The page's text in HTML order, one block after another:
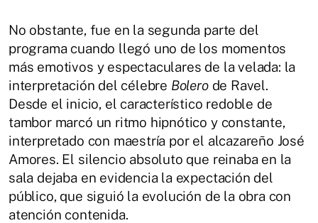
No obstante, fue en la segunda parte del
programa cuando llegó uno de los momentos
más emotivos y espectaculares de la velada: la
interpretación del célebre Bolerode Ravel.
Desde el inicio, el característico redoble de
tambor marcó un ritmo hipnótico y constante,
interpretado con maestría por el alcazareño José
Amores. El silencio absoluto que reinaba en la
sala dejaba en evidencia la expectación del
público, que siguió la evolución de la obra con
atención contenida.